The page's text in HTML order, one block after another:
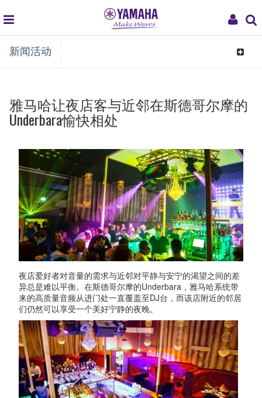
My
global
navigation
新闻活动
Toggle
雅马哈让夜店客与近邻在斯德哥尔摩的
Underbara愉快相处
夜店爱好者对音量的需求与近邻对平静与安宁的渴望之间的差
异总是难以平衡。在斯德哥尔摩的Underbara，雅马哈系统带
来的高质量音频从进门处一直覆盖至DJ台，而该店附近的邻居
们仍然可以享受一个美好宁静的夜晚。